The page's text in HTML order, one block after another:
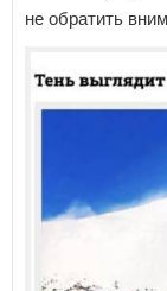
не обратить